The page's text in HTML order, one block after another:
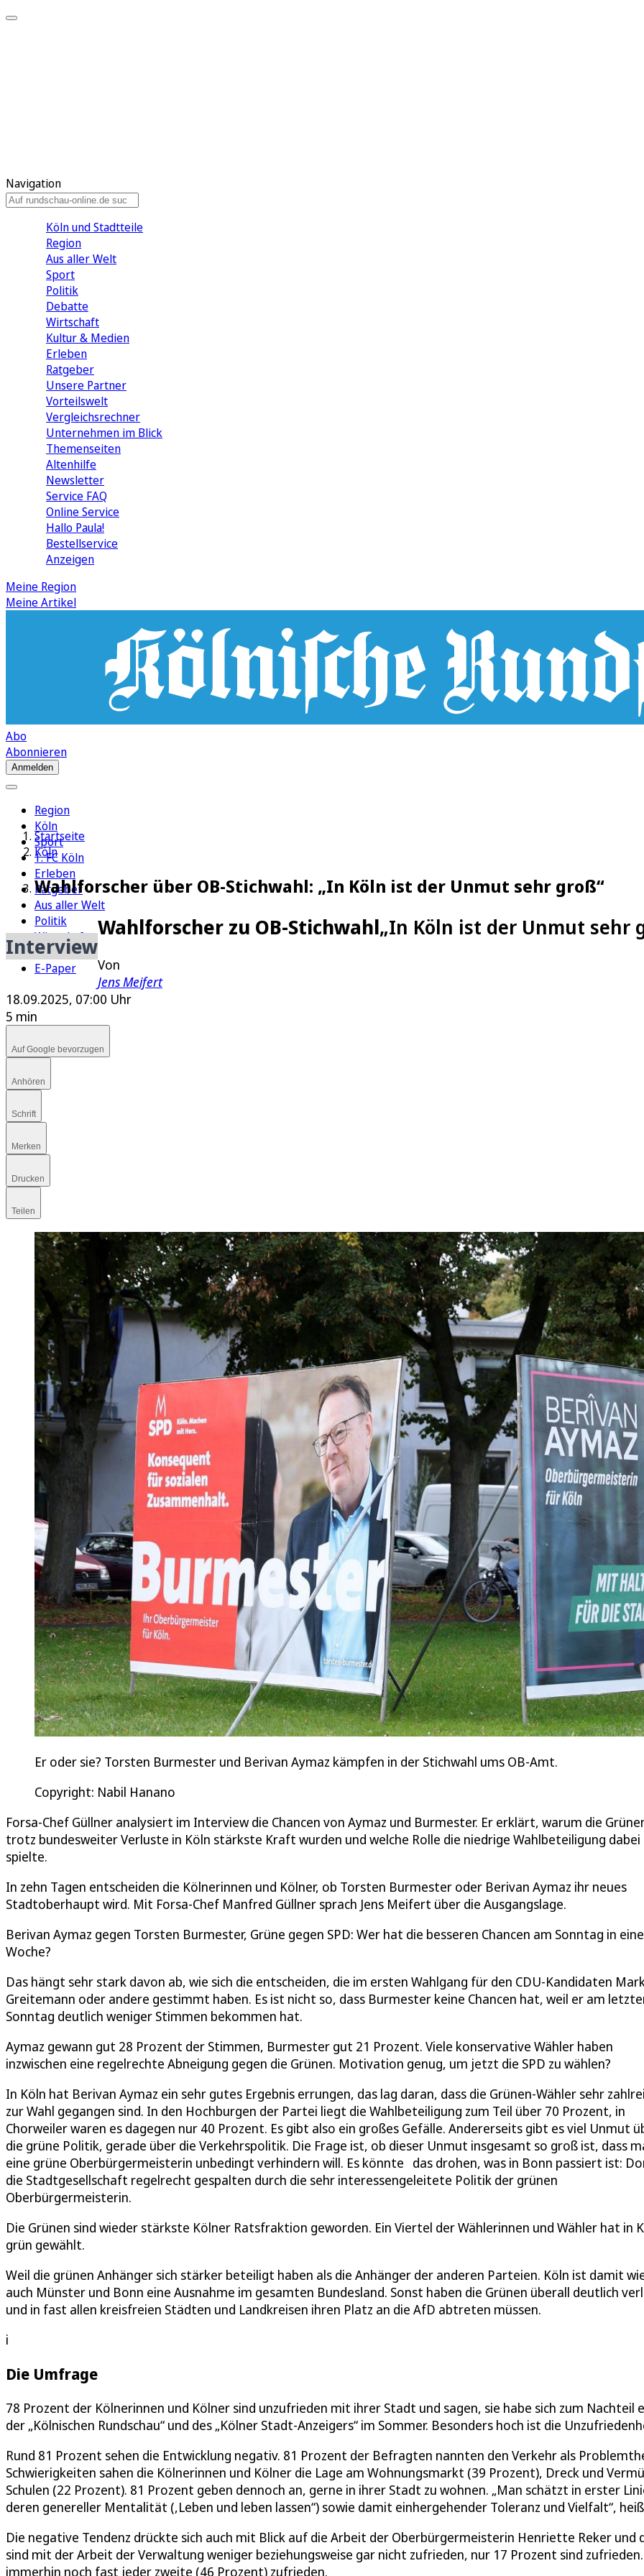
Navigation
Köln und Stadtteile
Region
Aus aller Welt
Sport
Politik
Debatte
Wirtschaft
Kultur & Medien
Erleben
Ratgeber
Unsere Partner
Vorteilswelt
Vergleichsrechner
Unternehmen im Blick
Themenseiten
Altenhilfe
Newsletter
Service FAQ
Online Service
Hallo Paula!
Bestellservice
Anzeigen
Meine Region
Meine Artikel
Abo
Abonnieren
Anmelden
Region
Köln
Sport
1. FC Köln
Erleben
Ratgeber
Aus aller Welt
Politik
Wirtschaft
Newsletter
E-Paper
Startseite
Köln
Wahlforscher über OB-Stichwahl: „In Köln ist der Unmut sehr groß“
Interview
Wahlforscher zu OB-Stichwahl„In Köln ist der Unmut sehr
Von
Jens Meifert
18.09.2025, 07:00 Uhr
5 min
Auf Google bevorzugen
Anhören
Schrift
Merken
Drucken
Teilen
Er oder sie? Torsten Burmester und Berivan Aymaz kämpfen in der Stichwahl ums OB-Amt.
Copyright: Nabil Hanano
Forsa-Chef Güllner analysiert im Interview die Chancen von Aymaz und Burmester. Er erklärt, warum die
trotz bundesweiter Verluste in Köln stärkste Kraft wurden und welche Rolle die niedrige Wahlbeteiligung dabei
spielte.
In zehn Tagen entscheiden die Kölnerinnen und Kölner, ob Torsten Burmester oder Berivan Aymaz ihr neues
Stadtoberhaupt wird. Mit Forsa-Chef Manfred Güllner sprach Jens Meifert über die Ausgangslage.
Berivan Aymaz gegen Torsten Burmester, Grüne gegen SPD: Wer hat die besseren Chancen am Sonntag in
Woche?
Das hängt sehr stark davon ab, wie sich die entscheiden, die im ersten Wahlgang für den CDU-Kandidaten
Greitemann oder andere gestimmt haben. Es ist nicht so, dass Burmester keine Chancen hat, weil er am
Sonntag deutlich weniger Stimmen bekommen hat.
Aymaz gewann gut 28 Prozent der Stimmen, Burmester gut 21 Prozent. Viele konservative Wähler haben
inzwischen eine regelrechte Abneigung gegen die Grünen. Motivation genug, um jetzt die SPD zu wählen?
In Köln hat Berivan Aymaz ein sehr gutes Ergebnis errungen, das lag daran, dass die Grünen-Wähler sehr
zur Wahl gegangen sind. In den Hochburgen der Partei liegt die Wahlbeteiligung zum Teil über 70 Prozent, in
Chorweiler waren es dagegen nur 40 Prozent. Es gibt also ein großes Gefälle. Andererseits gibt es viel Unmut
die grüne Politik, gerade über die Verkehrspolitik. Die Frage ist, ob dieser Unmut insgesamt so groß ist, dass
eine grüne Oberbürgermeisterin unbedingt verhindern will. Es könnte das drohen, was in Bonn passiert ist:
die Stadtgesellschaft regelrecht gespalten durch die sehr interessengeleitete Politik der grünen
Oberbürgermeisterin.
Die Grünen sind wieder stärkste Kölner Ratsfraktion geworden. Ein Viertel der Wählerinnen und Wähler hat in
grün gewählt.
Weil die grünen Anhänger sich stärker beteiligt haben als die Anhänger der anderen Parteien. Köln ist damit
auch Münster und Bonn eine Ausnahme im gesamten Bundesland. Sonst haben die Grünen überall deutlich
und in fast allen kreisfreien Städten und Landkreisen ihren Platz an die AfD abtreten müssen.
i
Die Umfrage
78 Prozent der Kölnerinnen und Kölner sind unzufrieden mit ihrer Stadt und sagen, sie habe sich zum
der „Kölnischen Rundschau“ und des „Kölner Stadt-Anzeigers“ im Sommer. Besonders hoch ist die
Rund 81 Prozent sehen die Entwicklung negativ. 81 Prozent der Befragten nannten den Verkehr als
Schwierigkeiten sahen die Kölnerinnen und Kölner die Lage am Wohnungsmarkt (39 Prozent), Dreck und
Schulen (22 Prozent). 81 Prozent geben dennoch an, gerne in ihrer Stadt zu wohnen. „Man schätzt in erster
deren genereller Mentalität (,Leben und leben lassen“) sowie damit einhergehender Toleranz und Vielfalt“,
Die negative Tendenz drückte sich auch mit Blick auf die Arbeit der Oberbürgermeisterin Henriette Reker
sind mit der Arbeit der Verwaltung weniger beziehungsweise gar nicht zufrieden, nur 17 Prozent sind
immerhin noch fast jeder zweite (46 Prozent) zufrieden.